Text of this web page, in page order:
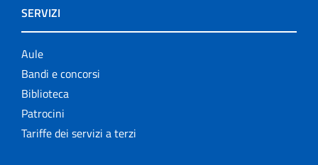
SERVIZI
Aule
Bandi e concorsi
Biblioteca
Patrocini
Tariffe dei servizi a terzi